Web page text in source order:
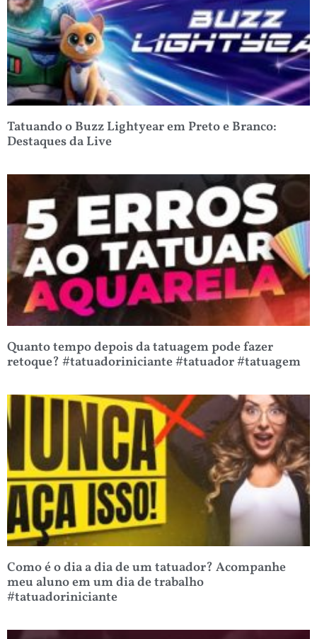
Tatuando o Buzz Lightyear em Preto e Branco:
Destaques da Live
Quanto tempo depois da tatuagem pode fazer
retoque? #tatuadoriniciante #tatuador #tatuagem
Como é o dia a dia de um tatuador? Acompanhe
meu aluno em um dia de trabalho
#tatuadoriniciante